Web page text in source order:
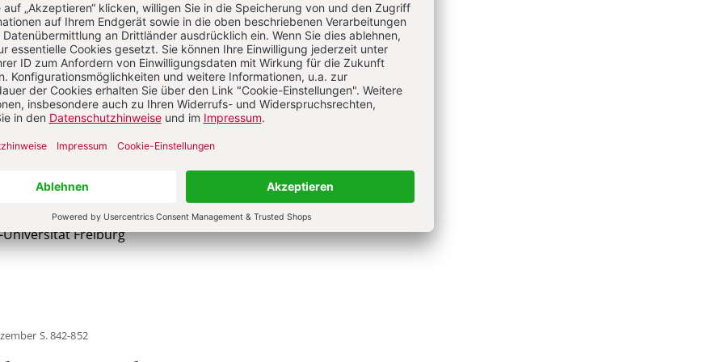
Sie haben ein Abonnement?Anmelden
Nothelle-Wildfeuer
Nothelle-Wildfeuer
, geb. 1960, Dr. theol., Professorin für
Gesellschaftslehre an der Theologischen Fakultät der Albert-
Universität Freiburg
S. 842-852